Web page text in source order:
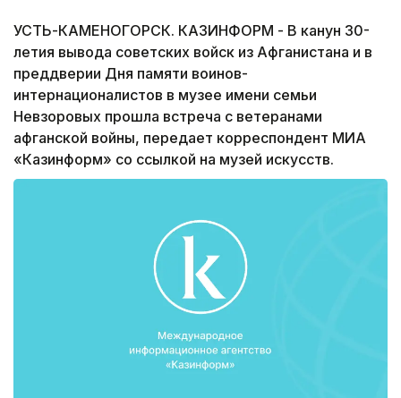
УСТЬ-КАМЕНОГОРСК. КАЗИНФОРМ - В канун 30-
летия вывода советских войск из Афганистана и в
преддверии Дня памяти воинов-
интернационалистов в музее имени семьи
Невзоровых прошла встреча с ветеранами
афганской войны, передает корреспондент МИА
«Казинформ» со ссылкой на музей искусств.